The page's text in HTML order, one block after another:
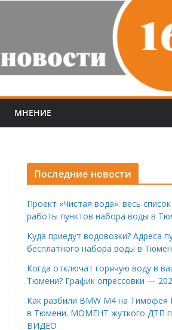
МНЕНИЕ
Последние новости
Проект «Чистая вода»: весь
работы пунктов набора воды в
Куда приедут водовозки? Адреса
бесплатного набора воды в
Когда отключат горячую воду в
Тюмени? График опрессовки —
Как разбили BMW M4 на Тимофея
в Тюмени. МОМЕНТ жуткого ДТП
ВИДЕО